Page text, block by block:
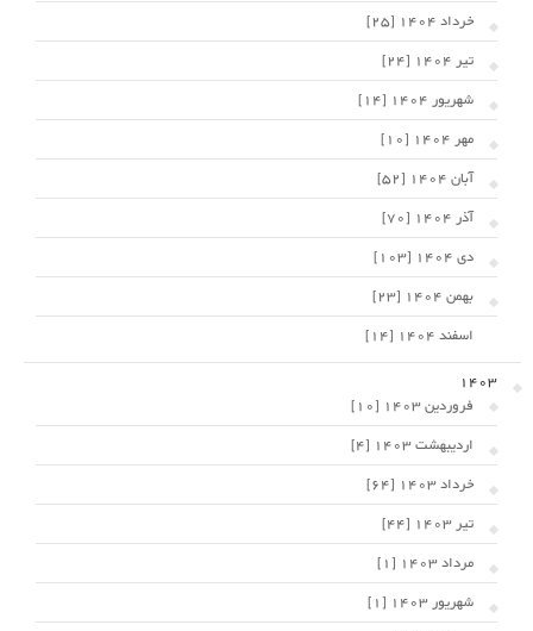
خرداد 1404 [25]
تیر 1404 [24]
شهریور 1404 [14]
مهر 1404 [10]
آبان 1404 [52]
آذر 1404 [70]
دی 1404 [103]
بهمن 1404 [23]
اسفند 1404 [14]
1403
فروردین 1403 [10]
اردیبهشت 1403 [4]
خرداد 1403 [64]
تیر 1403 [44]
مرداد 1403 [1]
شهریور 1403 [1]